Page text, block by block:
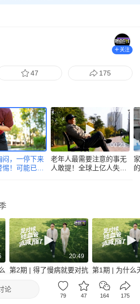
关注
47 175
闷，一停下来
！可能已经
00:23
老年人最需要注意的事无
人敢提！全球上亿人失能
20:49
第2期 | 得了慢病就要对抗
藏在你的心态里
第1期 | 为什么
伤痛的背后，
一条血脂陷阱
论
79 47 164 175